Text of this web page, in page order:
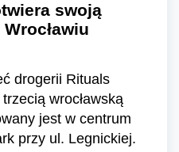
swoją
drogerii Rituals
wrocławską
jest w centrum
przy ul. Legnickiej.